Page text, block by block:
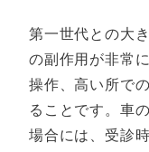
第一世代との大
の副作用が非常
操作、高い所で
ることです。車
場合には、受診